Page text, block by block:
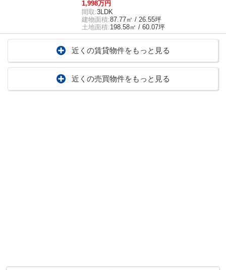
1,998万円
間取:3LDK
建物面積:87.77㎡ / 26.55坪
土地面積:198.58㎡ / 60.07坪
近くの賃貸物件をもっと見る
近くの売買物件をもっと見る